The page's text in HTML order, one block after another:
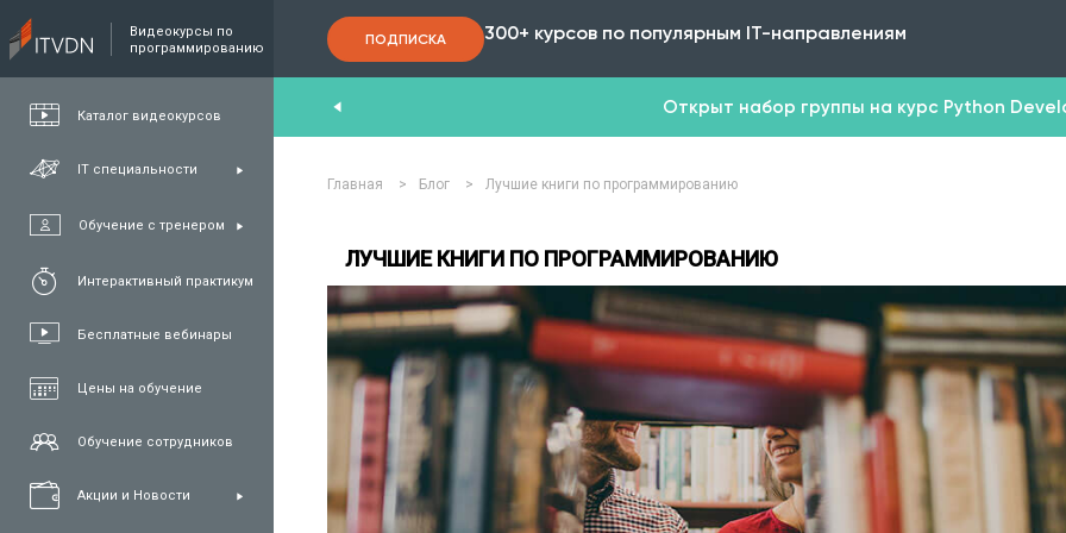
Видеокурсы по
программированию
Каталог видеокурсов
IT специальности
Обучение с тренером
Интерактивный практикум
Бесплатные вебинары
Цены на обучение
Обучение сотрудников
Акции и Новости
ПОДПИСКА 300+ курсов по популярным IT-направлениям
,FullStack Открыт набор группы на курс Python
Главная > Блог > Лучшие книги по программированию
ЛУЧШИЕ КНИГИ ПО ПРОГРАММИРОВАНИЮ